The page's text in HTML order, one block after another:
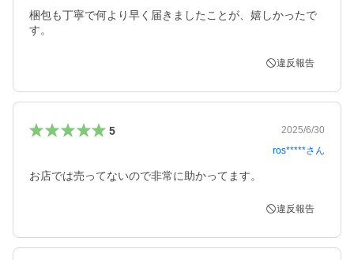
梱包も丁寧で何より早く届きましたことが、嬉しかったで
す。
違反報告
5
2025/6/30
ros*****さん
お店では売ってないので非常に助かってます。
違反報告